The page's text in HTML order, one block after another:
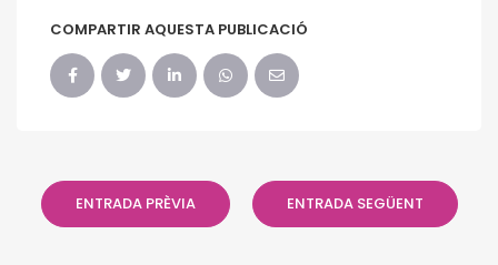
COMPARTIR AQUESTA PUBLICACIÓ
ENTRADA PRÈVIA ENTRADA SEGÜENT